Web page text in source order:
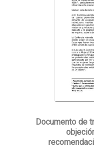
Documento de